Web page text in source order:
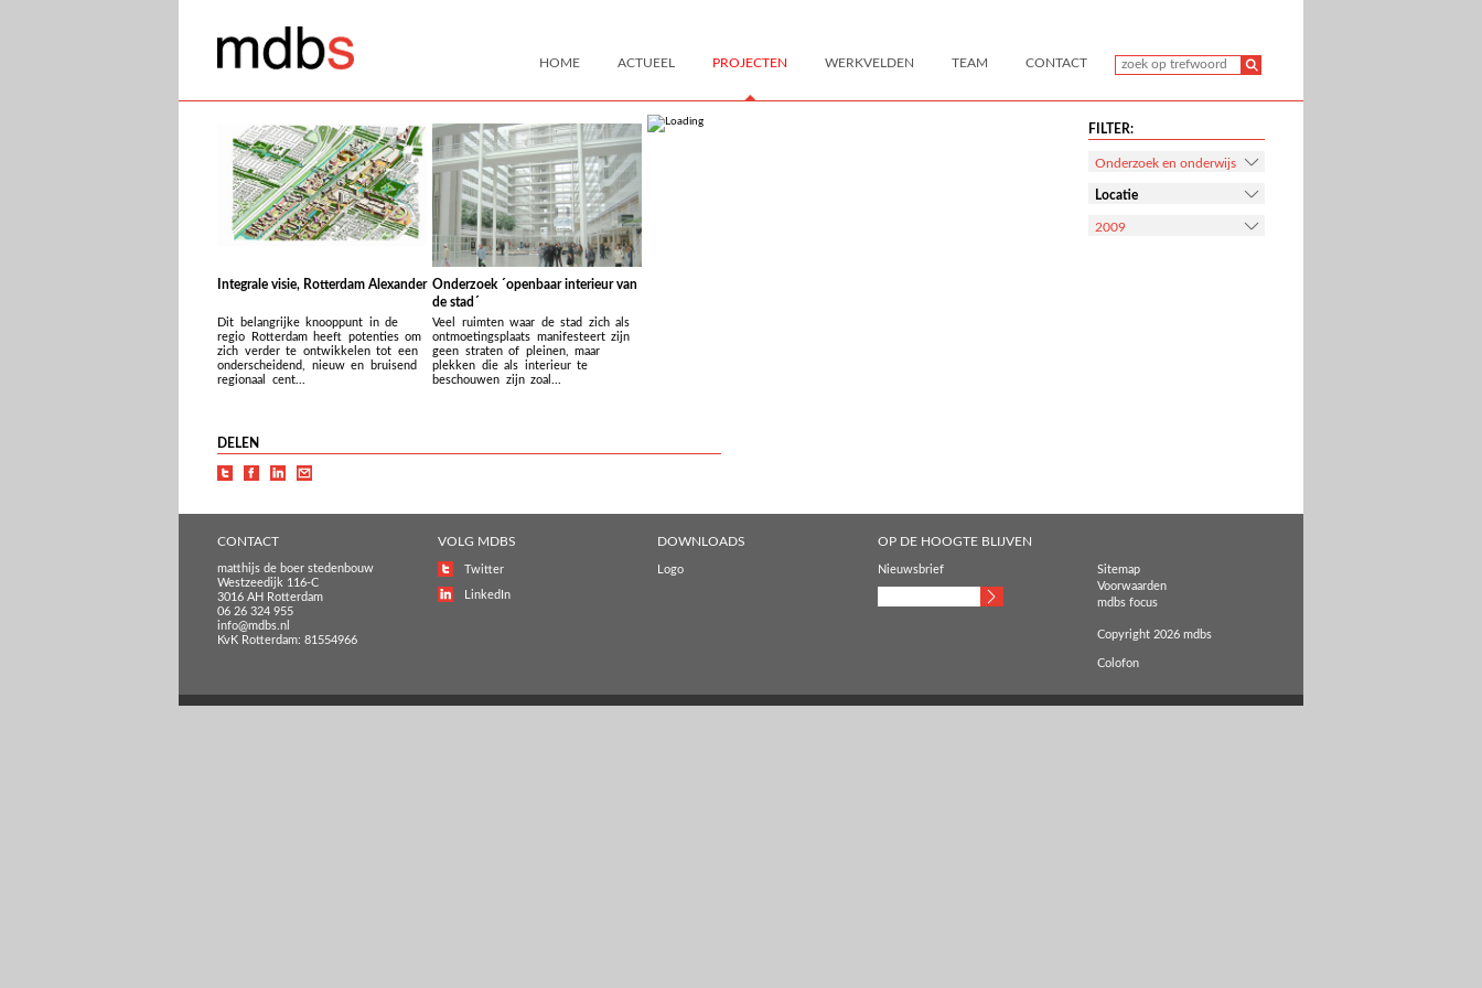
HOME ACTUEEL PROJECTEN WERKVELDEN TEAM CONTACT
Integrale visie, Rotterdam Alexander
Dit belangrijke knooppunt in de
regio Rotterdam heeft potenties om
zich verder te ontwikkelen tot een
onderscheidend, nieuw en bruisend
regionaal cent...
Onderzoek ´openbaar interieur van
de stad´
Veel ruimten waar de stad zich als
ontmoetingsplaats manifesteert zijn
geen straten of pleinen, maar
plekken die als interieur te
beschouwen zijn zoal...
DELEN
FILTER:
Onderzoek en onderwijs
Locatie
2009
CONTACT
matthijs de boer stedenbouw
Westzeedijk 116-C
3016 AH Rotterdam
06 26 324 955
info@mdbs.nl
KvK Rotterdam: 81554966
VOLG MDBS
Twitter
LinkedIn
DOWNLOADS
Logo
OP DE HOOGTE BLIJVEN
Nieuwsbrief
Sitemap
Voorwaarden
mdbs focus
Copyright 2026 mdbs
Colofon